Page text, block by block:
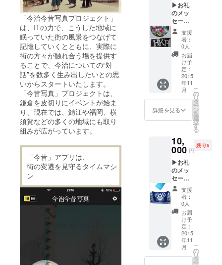
「今治今昔写真プロジェクト」
は、ITの力で、こうした地域に
眠っていた街の風景をつなげて
記憶していくとともに、実際に
街の方々が触れ合う場を提供す
ることで、今治についての“対
話”を数多く生み出したいとの思
いからスタートいたします。
「今昔写真」プロジェクトは、
鎌倉を皮切りにイベントが始ま
り、現在では、鯖江や福岡、横
須賀などの多くの地域にも取り
組みが広がっています。
「今昔」アプリは、
街の変遷を見守るタイムマシ
ン
▶お礼
のメッ
セージ
▶【限
定5口】
ひめ
キュン
メン
バーの
サイン
入りタ
オル・
ステッ
カー
セット
支援
者：
0人
お届
け予
定：
2015
年11
月
詳細を見る
こ
の
リ
タ
ー
ン
を
選
択
す
る
10,
000 円
残り5
▶お礼
のメッ
セージ
▶【限
定5口】
FC今治
・非売
品クリ
アファ
イル ・
非売品
チーム
タオル
支援
者：
0人
お届
け予
定：
2015
年11
月
こ
の
リ
タ
ー